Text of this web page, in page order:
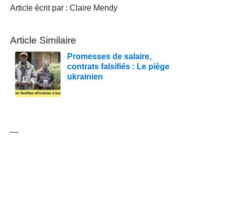
Article écrit par : Claire Mendy
Article Similaire
Promesses de salaire,
contrats falsifiés : Le piège
ukrainien
—